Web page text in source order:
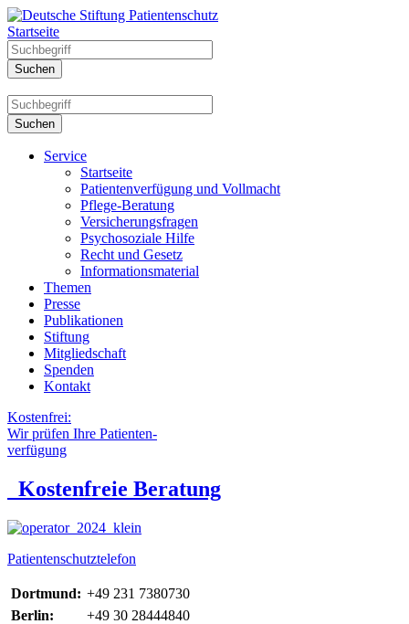
Startseite
Service
Startseite
Patientenverfügung und Vollmacht
Pflege-Beratung
Versicherungsfragen
Psychosoziale Hilfe
Recht und Gesetz
Informationsmaterial
Themen
Presse
Publikationen
Stiftung
Mitgliedschaft
Spenden
Kontakt
Kostenfrei:
Wir prüfen Ihre Patienten-
verfügung
Kostenfreie Beratung
Patientenschutztelefon
Dortmund: +49 231 7380730
Berlin:
+49 30 28444840